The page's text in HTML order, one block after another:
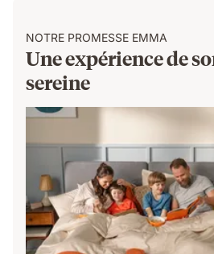
NOTRE PROMESSE EMMA
Une expérience de
sereine